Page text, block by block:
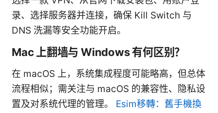
录、选择服务器并连接，确保 Kill Switch 与
DNS 洗漏等安全功能开启。
Mac 上翻墙与 Windows 有何区别？
在 macOS 上，系统集成程度可能略高，但总体
流程相似；需关注与 macOS 的兼容性、隐私设
置及对系统代理的管理。 Esim移轉：舊手機換